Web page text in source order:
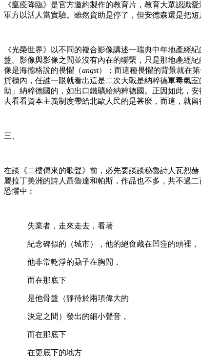
《瘟疫降臨》是官方邀約製作的教育片，教育大眾認識
軍方以活人當實驗。雖然資助是停了，但安德森還是把
《光榮世界》以不同的複合影像講述一瑞典中年地產經
盤。影像與影像之間並沒有內在的聯繫，只是那地產經
像是海德格說的畏懼（angst）；而這種畏懼的背景就在
貨櫃內，任誰一眼就看出這是二次大戰是納粹德軍毒氣
助」納粹德國的，如出口鐵礦給納粹德國。正因如此，
去看看資本主義制度帶給北歐人民的是甚麼，而這，就
三、
在談《二樓傳來的歌聲》前，必先要談談秘魯詩人瓦烈赫
屬拉丁美洲的詩人聶魯達和帕斯，作品也不多，共不過
恐懼中︰
失業者，走來走去，看著
紀念碑似的（城市），他的絕食藏在凹窪的頭裡，
他非常乾淨的蝨子在胸間，
而在那底下
是他骨盤（靜待於兩項偉大的
決定之間）發出的細小聲音，
而在那底下
在更底下的地方